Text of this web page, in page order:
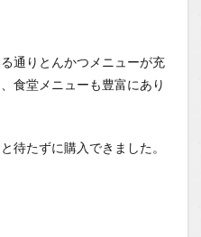
通りとんかつメニューが充
食堂メニューも豊富にあり
待たずに購入できました。